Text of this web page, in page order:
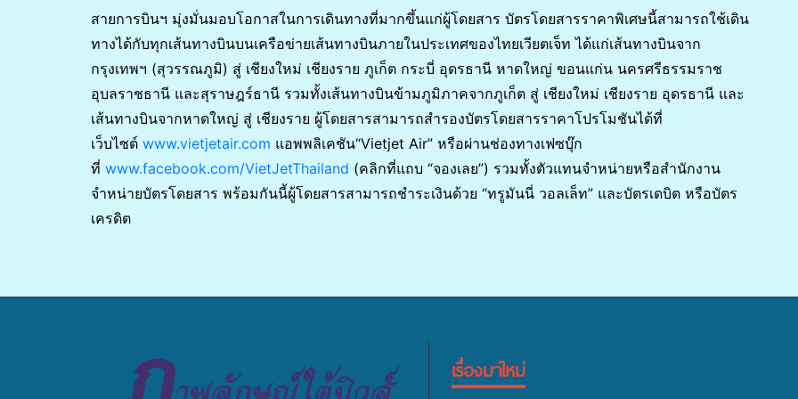
สายการบินฯ มุ่งมั่นมอบโอกาสในการเดินทางที่มากขึ้นแก่ผู้โดยสาร บัตรโดยสารราคาพิเศษนี้สามารถใช้เดิน
ทางได้กับทุกเส้นทางบินบนเครือข่ายเส้นทางบินภายในประเทศของไทยเวียตเจ็ท ได้แก่เส้นทางบินจาก
กรุงเทพฯ (สุวรรณภูมิ) สู่ เชียงใหม่ เชียงราย ภูเก็ต กระบี่ อุดรธานี หาดใหญ่ ขอนแก่น นครศรีธรรมราช
อุบลราชธานี และสุราษฎร์ธานี รวมทั้งเส้นทางบินข้ามภูมิภาคจากภูเก็ต สู่ เชียงใหม่ เชียงราย อุดรธานี และ
เส้นทางบินจากหาดใหญ่ สู่ เชียงราย ผู้โดยสารสามารถสำรองบัตรโดยสารราคาโปรโมชันได้ที่
เว็บไซต์ www.vietjetair.com แอพพลิเคชัน“Vietjet Air” หรือผ่านช่องทางเฟซบุ๊ก
ที่ www.facebook.com/VietJetThailand (คลิกที่แถบ “จองเลย”) รวมทั้งตัวแทนจำหน่ายหรือสำนักงาน
จำหน่ายบัตรโดยสาร พร้อมกันนี้ผู้โดยสารสามารถชำระเงินด้วย “ทรูมันนี่ วอลเล็ท” และบัตรเดบิต หรือบัตร
เครดิต
เรื่องมาใหม่